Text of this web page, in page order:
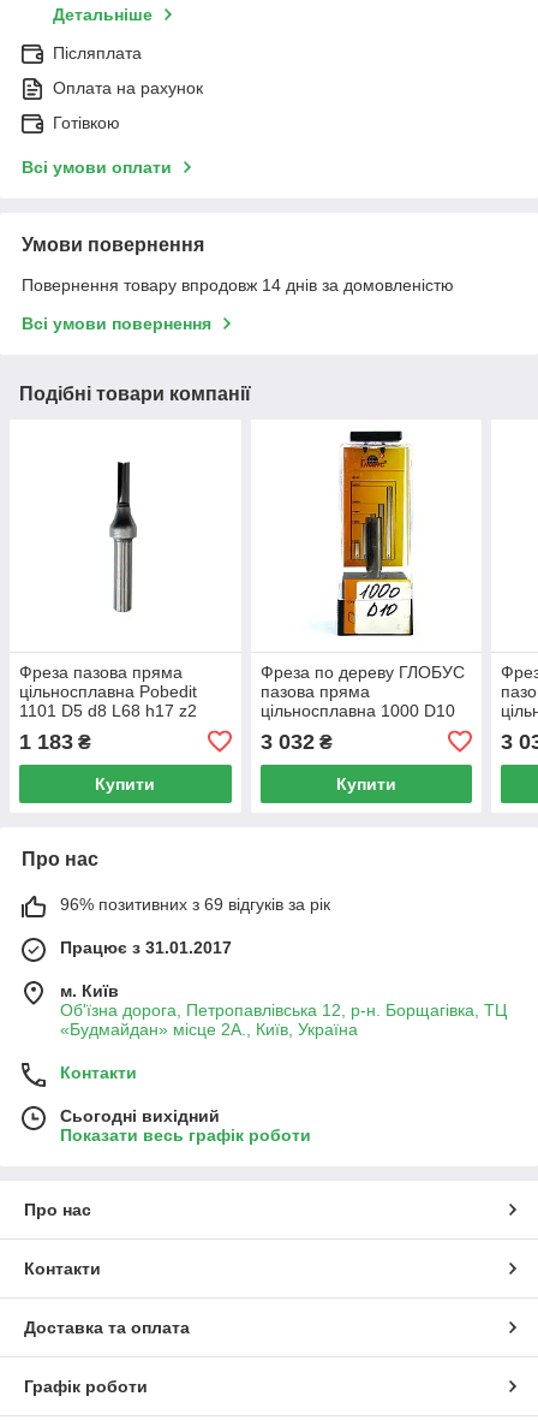
Детальніше
Післяплата
Оплата на рахунок
Готівкою
Всі умови оплати
Умови повернення
Повернення товару впродовж 14 днів за домовленістю
Всі умови повернення
Подібні товари компанії
Фреза пазова пряма
цільносплавна Pobedit
1101 D5 d8 L68 h17 z2
1 183 ₴
Купити
Фреза по дереву ГЛОБУС
пазова пряма
цільносплавна 1000 D10
3 032₴
Купити
3
Про нас
96% позитивних з 69 відгуків за рік
Працює з 31.01.2017
м. Київ
Об'їзна дорога, Петропавлівська 12, р-н. Борщагівка, ТЦ
«Будмайдан» місце 2А., Київ, Україна
Контакти
Сьогодні вихідний
Показати весь графік роботи
Про нас
Контакти
Доставка та оплата
Графік роботи